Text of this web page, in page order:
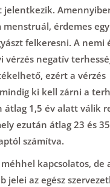
jelentkezik.
menstruál, érdemes egy
felkeresni. A nemi
vérzés negatív
ezért a vérzés
ki kell zárni a
átlag 1,5 év alatt válik
ezután átlag 23 és
számítva.
kapcsolatos, de
jelei az egész